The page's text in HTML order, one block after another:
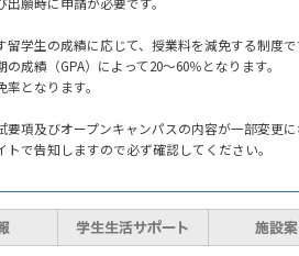
学生の成績に応じて、授業料を減免する制度で
成績（GPA）によって20～60％となります。
となります。
項及びオープンキャンパスの内容が一部変更に
で告知しますので必ず確認してください。